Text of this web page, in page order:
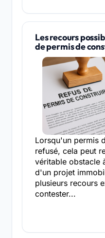
Les recours
de permis de
Lorsqu'un permis
refusé, cela peut
véritable obstacle
d'un projet
plusieurs recours
contester...